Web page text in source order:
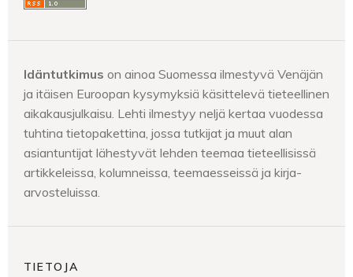
Idäntutkimus on ainoa Suomessa ilmestyvä Venäjän
ja itäisen Euroopan kysymyksiä käsittelevä tieteellinen
aikakausjulkaisu. Lehti ilmestyy neljä kertaa vuodessa
tuhtina tietopakettina, jossa tutkijat ja muut alan
asiantuntijat lähestyvät lehden teemaa tieteellisissä
artikkeleissa, kolumneissa, teemaesseissä ja kirja-
arvosteluissa.
TIETOJA